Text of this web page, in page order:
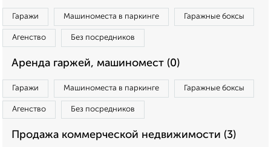
Гаражи Машиноместа в паркинге Гаражные боксы
Агенство Без посредников
Аренда гаржей, машиномест (0)
Гаражи Машиноместа в паркинге Гаражные боксы
Агенство Без посредников
Продажа коммерческой недвижимости (3)